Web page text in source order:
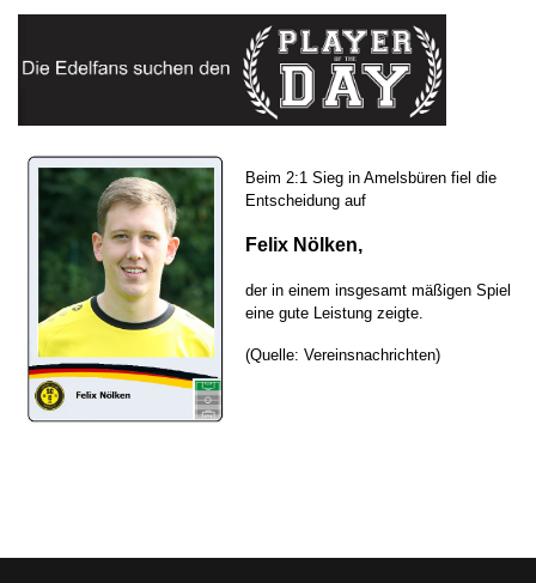
Beim 2:1 Sieg in Amelsbüren fiel die
Entscheidung auf
Felix Nölken,
der in einem insgesamt mäßigen Spiel
eine gute Leistung zeigte.
(Quelle: Vereinsnachrichten)